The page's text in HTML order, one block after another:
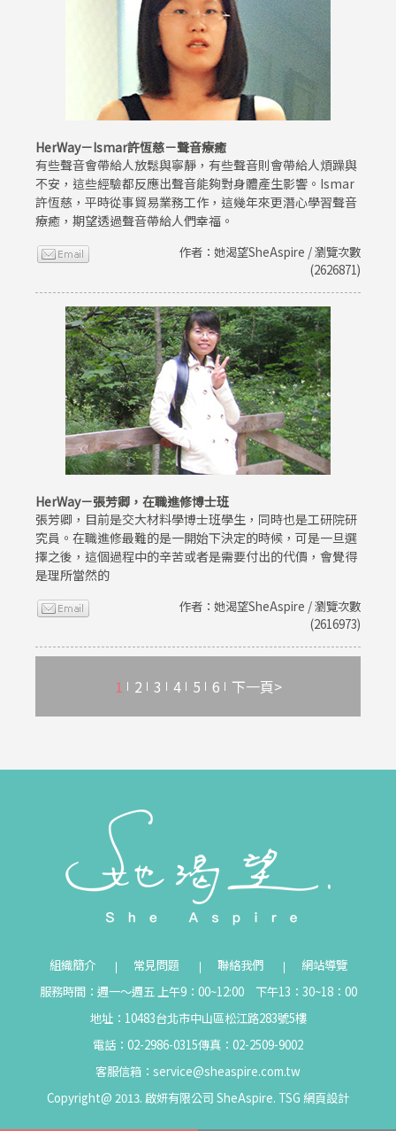
HerWay－Ismar許恆慈－聲音療癒
有些聲音會帶給人放鬆與寧靜，有些聲音則會帶給人煩躁與
不安，這些經驗都反應出聲音能夠對身體產生影響。Ismar
許恆慈，平時從事貿易業務工作，這幾年來更潛心學習聲音
療癒，期望透過聲音帶給人們幸福。
作者：她渴望SheAspire / 瀏覽次數
(2626871)
HerWay－張芳卿，在職進修博士班
張芳卿，目前是交大材料學博士班學生，同時也是工研院研
究員。在職進修最難的是一開始下決定的時候，可是一旦選
擇之後，這個過程中的辛苦或者是需要付出的代價，會覺得
是理所當然的
作者：她渴望SheAspire / 瀏覽次數
(2616973)
1 2 3 4 5 6 下一頁>
組織簡介 常見問題 聯絡我們
網站導覽
服務時間：週一～週五 上午9：00~12:00 下午13：30~18：00
地址：10483台北市中山區松江路283號5樓
電話：02-2986-0315傳真：02-2509-9002
客服信箱： service@sheaspire.com.tw
Copyright@ 2013. 啟妍有限公司 SheAspire. TSG 網頁設計